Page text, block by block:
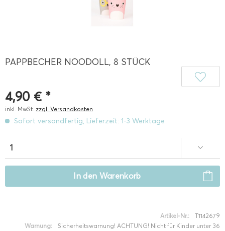
PAPPBECHER NOODOLL, 8 STÜCK
4,90 € *
inkl. MwSt. zzgl. Versandkosten
Sofort versandfertig, Lieferzeit: 1-3 Werktage
In den Warenkorb
Artikel-Nr.:
T1142679
Warnung:
Sicherheitswarnung! ACHTUNG! Nicht für Kinder unter 36